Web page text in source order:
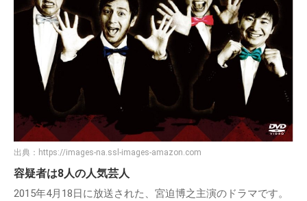
出典： https://images-na.ssl-images-amazon.com
容疑者は8人の人気芸人
2015年4月18日に放送された、宮迫博之主演のドラマです。